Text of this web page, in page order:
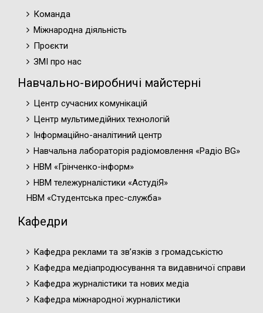
Команда
Міжнародна діяльність
Проєкти
ЗМІ про нас
Навчально-виробничі майстерні
Центр сучасних комунікацій
Центр мультимедійних технологій
Інформаційно-аналітиний центр
Навчальна лабораторія радіомовлення «Радіо BG»
НВМ «Грінченко-інформ»
НВМ тележурналістики «АстудіЯ»
НВМ «Студентська прес-служба»
Кафедри
Кафедра реклами та зв’язків з громадськістю
Кафедра медіапродюсування та видавничої справи
Кафедра журналістики та нових медіа
Кафедра міжнародної журналістики